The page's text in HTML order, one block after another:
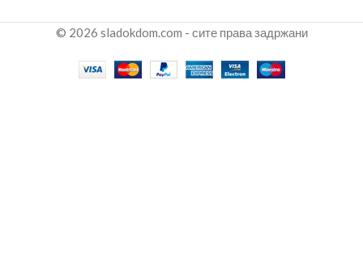
© 2026 sladokdom.com - сите права задржани